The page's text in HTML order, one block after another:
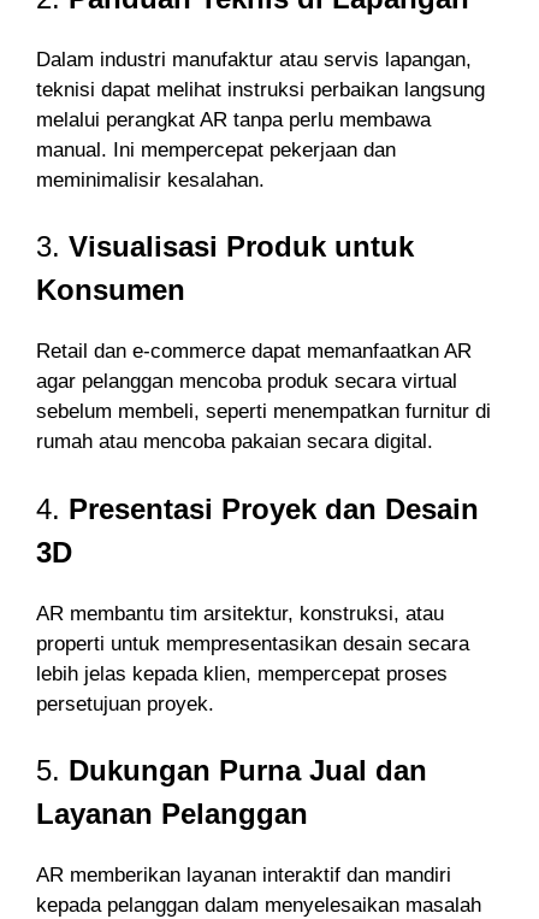
Dalam industri manufaktur atau servis lapangan,
teknisi dapat melihat instruksi perbaikan langsung
melalui perangkat AR tanpa perlu membawa
manual. Ini mempercepat pekerjaan dan
meminimalisir kesalahan.
3. Visualisasi Produk untuk
Konsumen
Retail dan e-commerce dapat memanfaatkan AR
agar pelanggan mencoba produk secara virtual
sebelum membeli, seperti menempatkan furnitur di
rumah atau mencoba pakaian secara digital.
4. Presentasi Proyek dan Desain
3D
AR membantu tim arsitektur, konstruksi, atau
properti untuk mempresentasikan desain secara
lebih jelas kepada klien, mempercepat proses
persetujuan proyek.
5. Dukungan Purna Jual dan
Layanan Pelanggan
AR memberikan layanan interaktif dan mandiri
kepada pelanggan dalam menyelesaikan masalah